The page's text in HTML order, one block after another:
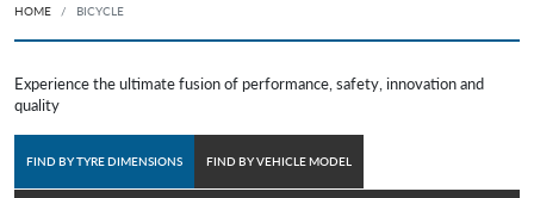
HOME BICYCLE
Experience the ultimate fusion of performance, safety, innovation and
quality
FIND BY TYRE DIMENSIONS FIND BY VEHICLE MODEL